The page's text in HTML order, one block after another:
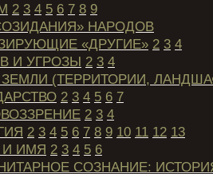
2 3 4 5 6 7 8 9
НАРОДОВ
«ДРУГИЕ» 2 3 4
И УГРОЗЫ 2 3 4
(ТЕРРИТОРИИ,
2 3 4 5 6 7
2 3 4
2 3 4 5 6 7 8 9 10 11 12 13
И ИМЯ 2 3 4 5 6
СОЗНАНИЕ: